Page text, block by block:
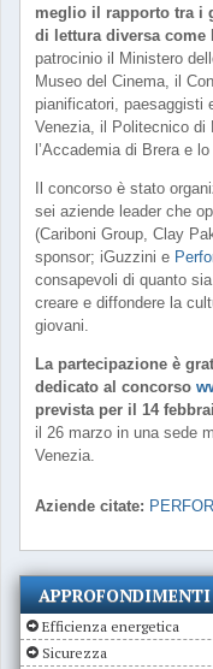
meglio il rapporto tra i
di lettura diversa come
patrocinio il Ministero
Museo del Cinema, il
pianificatori, paesaggisti
Venezia, il Politecnico di
l’Accademia di Brera e
Il concorso è stato
sei aziende leader che
(Cariboni Group, Clay
sponsor; iGuzzini e
consapevoli di quanto
creare e diffondere la
giovani.
La partecipazione è
dedicato al concorso
prevista per il 14
il 26 marzo in una sede
Venezia.
Aziende citate:
APPROFONDIMENTI
Efficienza energetica
Sicurezza